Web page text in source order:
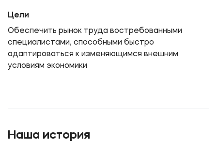
Цели
Обеспечить рынок труда востребованными
специалистами, способными быстро
адаптироваться к изменяющимся внешним
условиям экономики
Наша история